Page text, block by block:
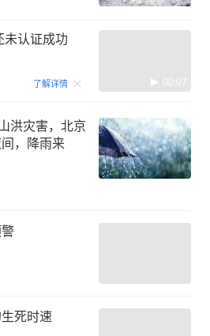
未认证成功
了解详情 00:07
洪灾害，北京
，降雨来
死时速